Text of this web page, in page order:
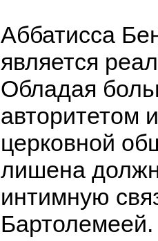
Аббатисса
является
Обладая
авторитетом
церковной
лишена
интимную
Бартолемеей.